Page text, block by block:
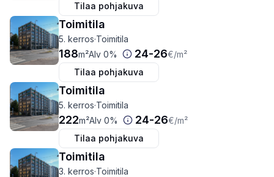
Tilaa pohjakuva
Toimitila
5. kerros·Toimitila
188m²Alv 0% 24-26€/m²
Tilaa pohjakuva
Toimitila
5. kerros·Toimitila
222m²Alv 0% 24-26€/m²
Tilaa pohjakuva
Toimitila
3. kerros·Toimitila